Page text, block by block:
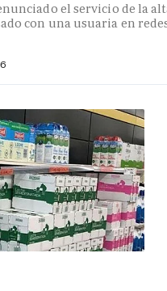
el servicio de la
con una usuaria en